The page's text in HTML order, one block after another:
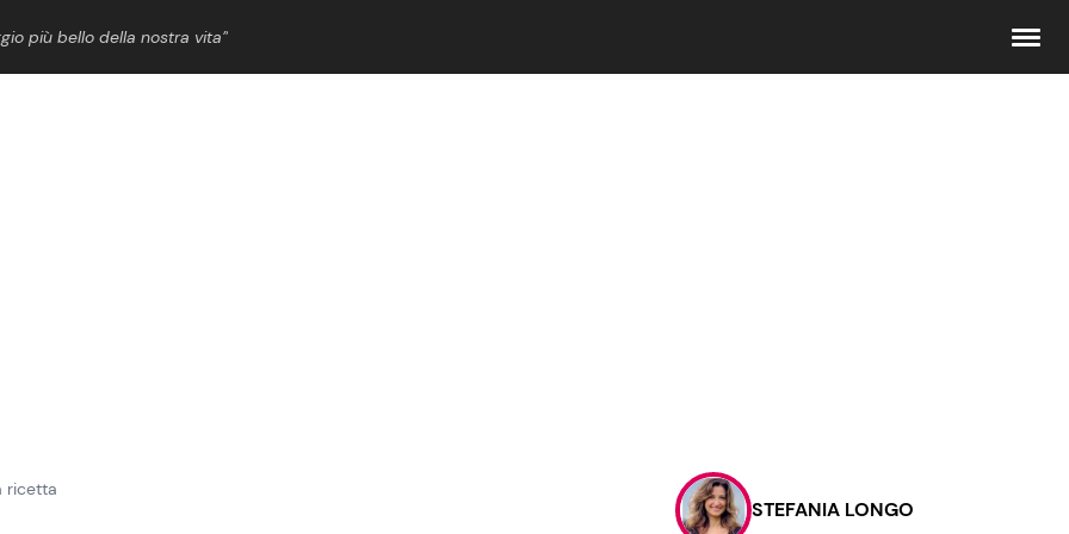
più bello della nostra vita”
Contattaci
Pubblicità
ricetta
STEFANIA LONGO